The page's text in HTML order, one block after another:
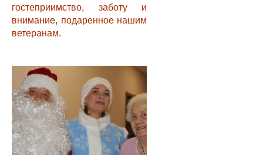
гостеприимство, заботу и
внимание, подаренное нашим
ветеранам.